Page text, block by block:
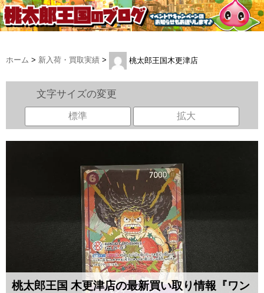
ホーム > 新入荷・買取実績 > 桃太郎王国木更津店
文字サイズの変更
標準 拡大
桃太郎王国 木更津店の最新買い取り情報『ワン